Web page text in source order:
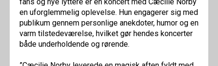
en uforglemmelig oplevelse. Hun engagerer sig med
publikum gennem personlige anekdoter, humor og en
varm tilstedeværelse, hvilket gør hendes koncerter
både underholdende og rørende.‍